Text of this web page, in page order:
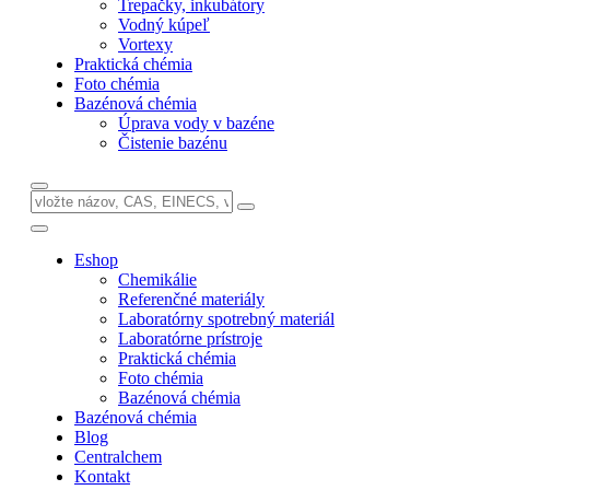
Trepačky, inkubátory
Vodný kúpeľ
Vortexy
Praktická chémia
Foto chémia
Bazénová chémia
Úprava vody v bazéne
Čistenie bazénu
Eshop
Chemikálie
Referenčné materiály
Laboratórny spotrebný materiál
Laboratórne prístroje
Praktická chémia
Foto chémia
Bazénová chémia
Bazénová chémia
Blog
Centralchem
Kontakt